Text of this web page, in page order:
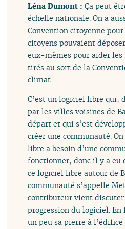
Léna Dumont :Ça peut
échelle nationale. On a
Convention citoyenne
citoyens pouvaient
eux-mêmes pour aider les
tirés au sort de la
climat.
C’est un logiciel libre qui,
par les villes voisines de
départ et qui s’est
créer une communauté.
libre a besoin d’une
fonctionner, donc il y a eu
ce logiciel libre autour de
communauté s’appelle
contributeur vient
progression du logiciel.
un peu sa pierre à